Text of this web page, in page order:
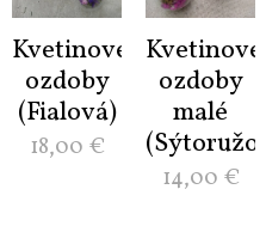
Kvetinové
ozdoby
(Fialová)
18,00 €
Kvetinové
ozdoby
malé
14,00 €